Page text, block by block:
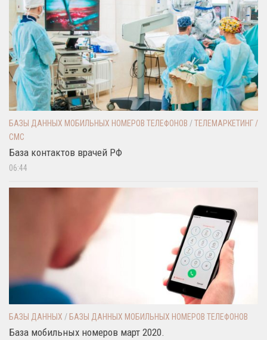
БАЗЫ ДАННЫХ МОБИЛЬНЫХ НОМЕРОВ ТЕЛЕФОНОВ /ТЕЛЕМАРКЕТИНГ /
СМС
База контактов врачей РФ
06:44
БАЗЫ ДАННЫХ / БАЗЫ ДАННЫХ МОБИЛЬНЫХ НОМЕРОВ ТЕЛЕФОНОВ
База мобильных номеров март 2020.